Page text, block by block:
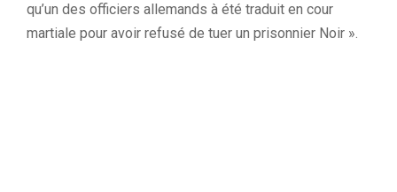
qu’un des officiers allemands à été traduit en cour
martiale pour avoir refusé de tuer un prisonnier Noir ».